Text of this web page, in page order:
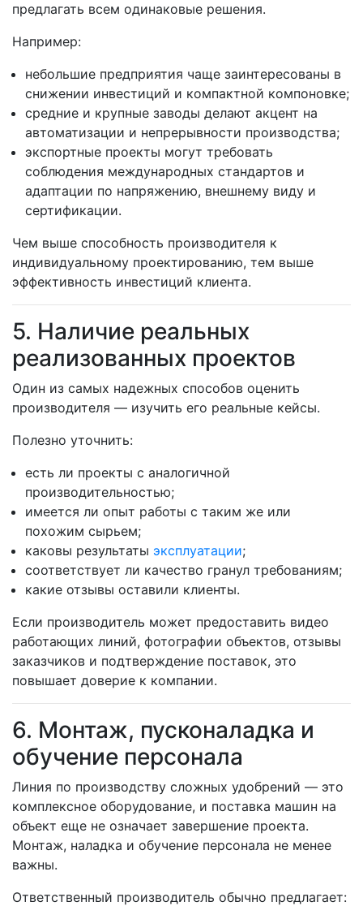
предлагать всем одинаковые решения.
Например:
небольшие предприятия чаще заинтересованы в
снижении инвестиций и компактной компоновке;
средние и крупные заводы делают акцент на
автоматизации и непрерывности производства;
экспортные проекты могут требовать
соблюдения международных стандартов и
адаптации по напряжению, внешнему виду и
сертификации.
Чем выше способность производителя к
индивидуальному проектированию, тем выше
эффективность инвестиций клиента.
5. Наличие реальных
реализованных проектов
Один из самых надежных способов оценить
производителя — изучить его реальные кейсы.
Полезно уточнить:
есть ли проекты с аналогичной
производительностью;
имеется ли опыт работы с таким же или
похожим сырьем;
каковы результаты эксплуатации;
соответствует ли качество гранул требованиям;
какие отзывы оставили клиенты.
Если производитель может предоставить видео
работающих линий, фотографии объектов, отзывы
заказчиков и подтверждение поставок, это
повышает доверие к компании.
6. Монтаж, пусконаладка и
обучение персонала
Линия по производству сложных удобрений — это
комплексное оборудование, и поставка машин на
объект еще не означает завершение проекта.
Монтаж, наладка и обучение персонала не менее
важны.
Ответственный производитель обычно предлагает: